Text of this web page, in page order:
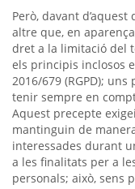
Però, davant
altre que, en
dret a la limitació del
els principis inclosos
2016/679 (RGPD);
tenir sempre en
Aquest precepte
mantinguin de
interessades durant
a les finalitats per a
personals; això, sens